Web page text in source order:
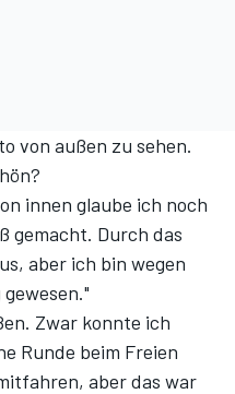
von außen zu sehen.
innen glaube ich noch
gemacht. Durch das
aber ich bin wegen
Zwar konnte ich
Runde beim Freien
aber das war